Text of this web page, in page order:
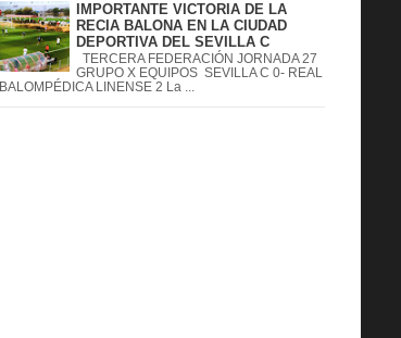
IMPORTANTE VICTORIA DE LA
RECIA BALONA EN LA CIUDAD
DEPORTIVA DEL SEVILLA C
TERCERA FEDERACIÓN JORNADA 27
GRUPO X EQUIPOS SEVILLA C 0- REAL
BALOMPÉDICA LINENSE 2 La ...